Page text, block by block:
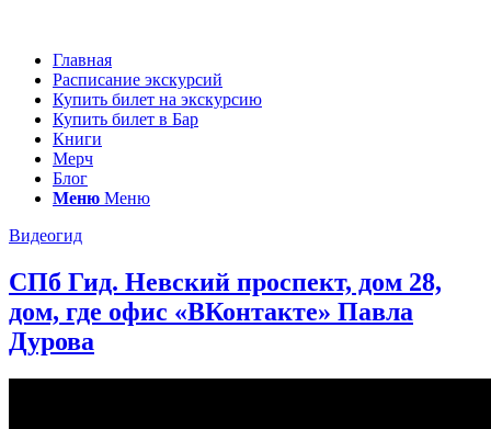
Главная
Расписание экскурсий
Купить билет на экскурсию
Купить билет в Бар
Книги
Мерч
Блог
Меню Меню
Видеогид
СПб Гид. Невский проспект, дом 28,
дом, где офис «ВКонтакте» Павла
Дурова